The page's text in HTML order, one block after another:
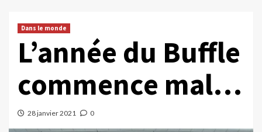
Dans le monde
L’année du Buffle
commence mal…
28 janvier 2021 0